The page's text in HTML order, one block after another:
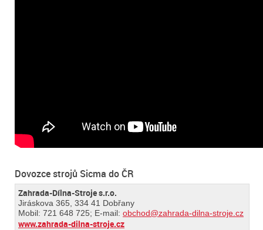
Dovozce strojů Sicma do ČR
Zahrada-Dílna-Stroje s.r.o.
Jiráskova 365, 334 41 Dobřany
Mobil: 721 648 725; E-mail: obchod@zahrada-dilna-stroje.cz
www.zahrada-dilna-stroje.cz